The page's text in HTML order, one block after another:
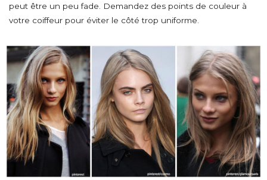
peut être un peu fade. Demandez des points de couleur à
votre coiffeur pour éviter le côté trop uniforme.